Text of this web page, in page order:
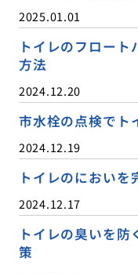
2025.01.01
トイレのフロー
方法
2024.12.20
市水栓の点検でト
2024.12.19
トイレのにおいを
2024.12.17
トイレの臭いを
策